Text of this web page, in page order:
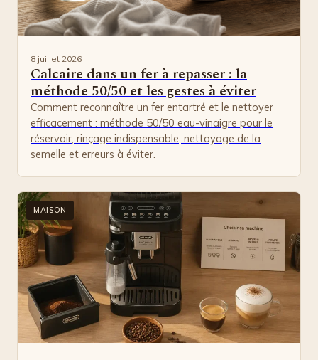
Calcaire dans un fer à repasser : la
méthode 50/50 et les gestes à éviter
8 juillet 2026
Comment reconnaître un fer entartré et le nettoyer
efficacement : méthode 50/50 eau-vinaigre pour le
réservoir, rinçage indispensable, nettoyage de la
semelle et erreurs à éviter.
MAISON